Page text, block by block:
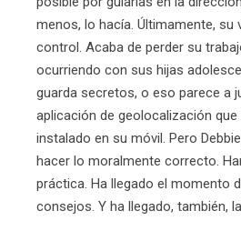
menos, lo hacía. Últimamente, su
control. Acaba de perder su
ocurriendo con sus hijas
guarda secretos, o eso parece a
aplicación de geolocalización
instalado en su móvil. Pero
hacer lo moralmente correcto.
práctica. Ha llegado el momento
consejos. Y ha llegado, también,